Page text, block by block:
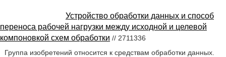
Устройство обработки данных и способ
переноса рабочей нагрузки между исходной и целевой
компоновкой схем обработки // 2711336
Группа изобретений относится к средствам обработки данных.